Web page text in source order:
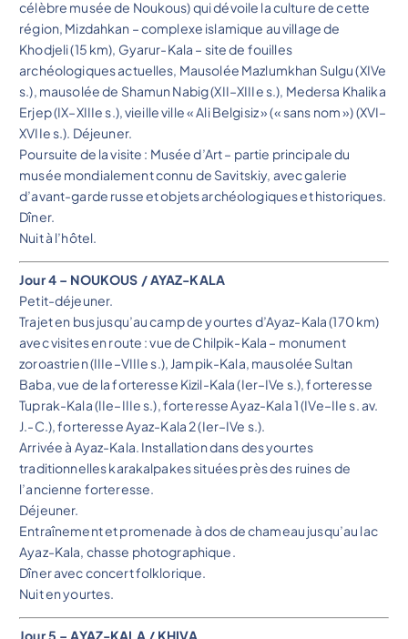
célèbre musée de Noukous) qui dévoile la culture de cette
région, Mizdahkan – complexe islamique au village de
Khodjeli (15 km), Gyarur-Kala – site de fouilles
archéologiques actuelles, Mausolée Mazlumkhan Sulgu (XIVe
s.), mausolée de Shamun Nabig (XII–XIIIe s.), Medersa Khalika
Erjep (IX–XIIIe s.), vieille ville « Ali Belgisiz » (« sans nom ») (XVI–
XVIIe s.). Déjeuner.
Poursuite de la visite : Musée d’Art – partie principale du
musée mondialement connu de Savitskiy, avec galerie
d’avant-garde russe et objets archéologiques et historiques.
Dîner.
Nuit à l’hôtel.
Jour 4 – NOUKOUS / AYAZ-KALA
Petit-déjeuner.
Trajet en bus jusqu’au camp de yourtes d’Ayaz-Kala (170 km)
avec visites en route : vue de Chilpik-Kala – monument
zoroastrien (IIIe–VIIIe s.), Jampik-Kala, mausolée Sultan
Baba, vue de la forteresse Kizil-Kala (Ier–IVe s.), forteresse
Tuprak-Kala (IIe–IIIe s.), forteresse Ayaz-Kala 1 (IVe–IIe s. av.
J.-C.), forteresse Ayaz-Kala 2 (Ier–IVe s.).
Arrivée à Ayaz-Kala. Installation dans des yourtes
traditionnelles karakalpakes situées près des ruines de
l’ancienne forteresse.
Déjeuner.
Entraînement et promenade à dos de chameau jusqu’au lac
Ayaz-Kala, chasse photographique.
Dîner avec concert folklorique.
Nuit en yourtes.
Jour 5 – AYAZ-KALA / KHIVA